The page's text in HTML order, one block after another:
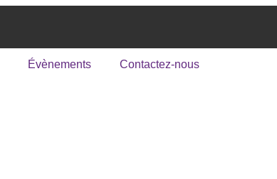
Évènements Contactez-nous